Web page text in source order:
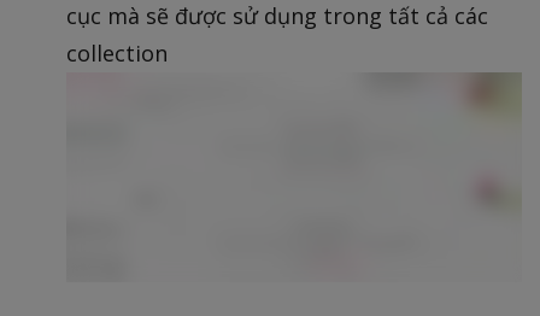
cục mà sẽ được sử dụng trong tất cả các
collection